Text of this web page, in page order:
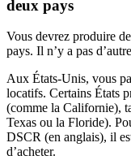
deux pays
Vous devrez produire
pays. Il n’y a pas
Aux États-Unis, vous
locatifs. Certains États
(comme la Californie),
Texas ou la Floride).
DSCR (en anglais), il
d’acheter.